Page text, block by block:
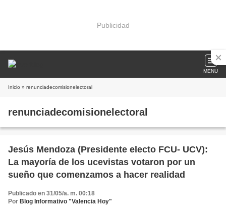
Publicidad
MENU
Inicio » renunciadecomisionelectoral
renunciadecomisionelectoral
Jesús Mendoza (Presidente electo FCU- UCV):
La mayoría de los ucevistas votaron por un
sueño que comenzamos a hacer realidad
Publicado en 31/05/a. m. 00:18
Por Blog Informativo "Valencia Hoy"